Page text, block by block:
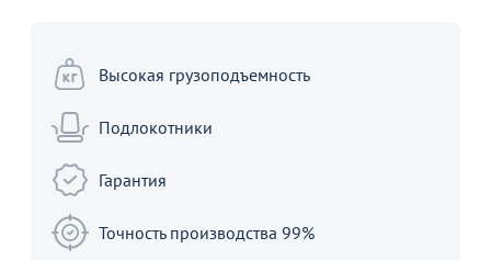
Высокая грузоподъемность
Подлокотники
Гарантия
Точность производства 99%